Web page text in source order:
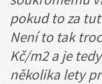
pokud to za
Není to tak
Kč/m2 a je
několika lety